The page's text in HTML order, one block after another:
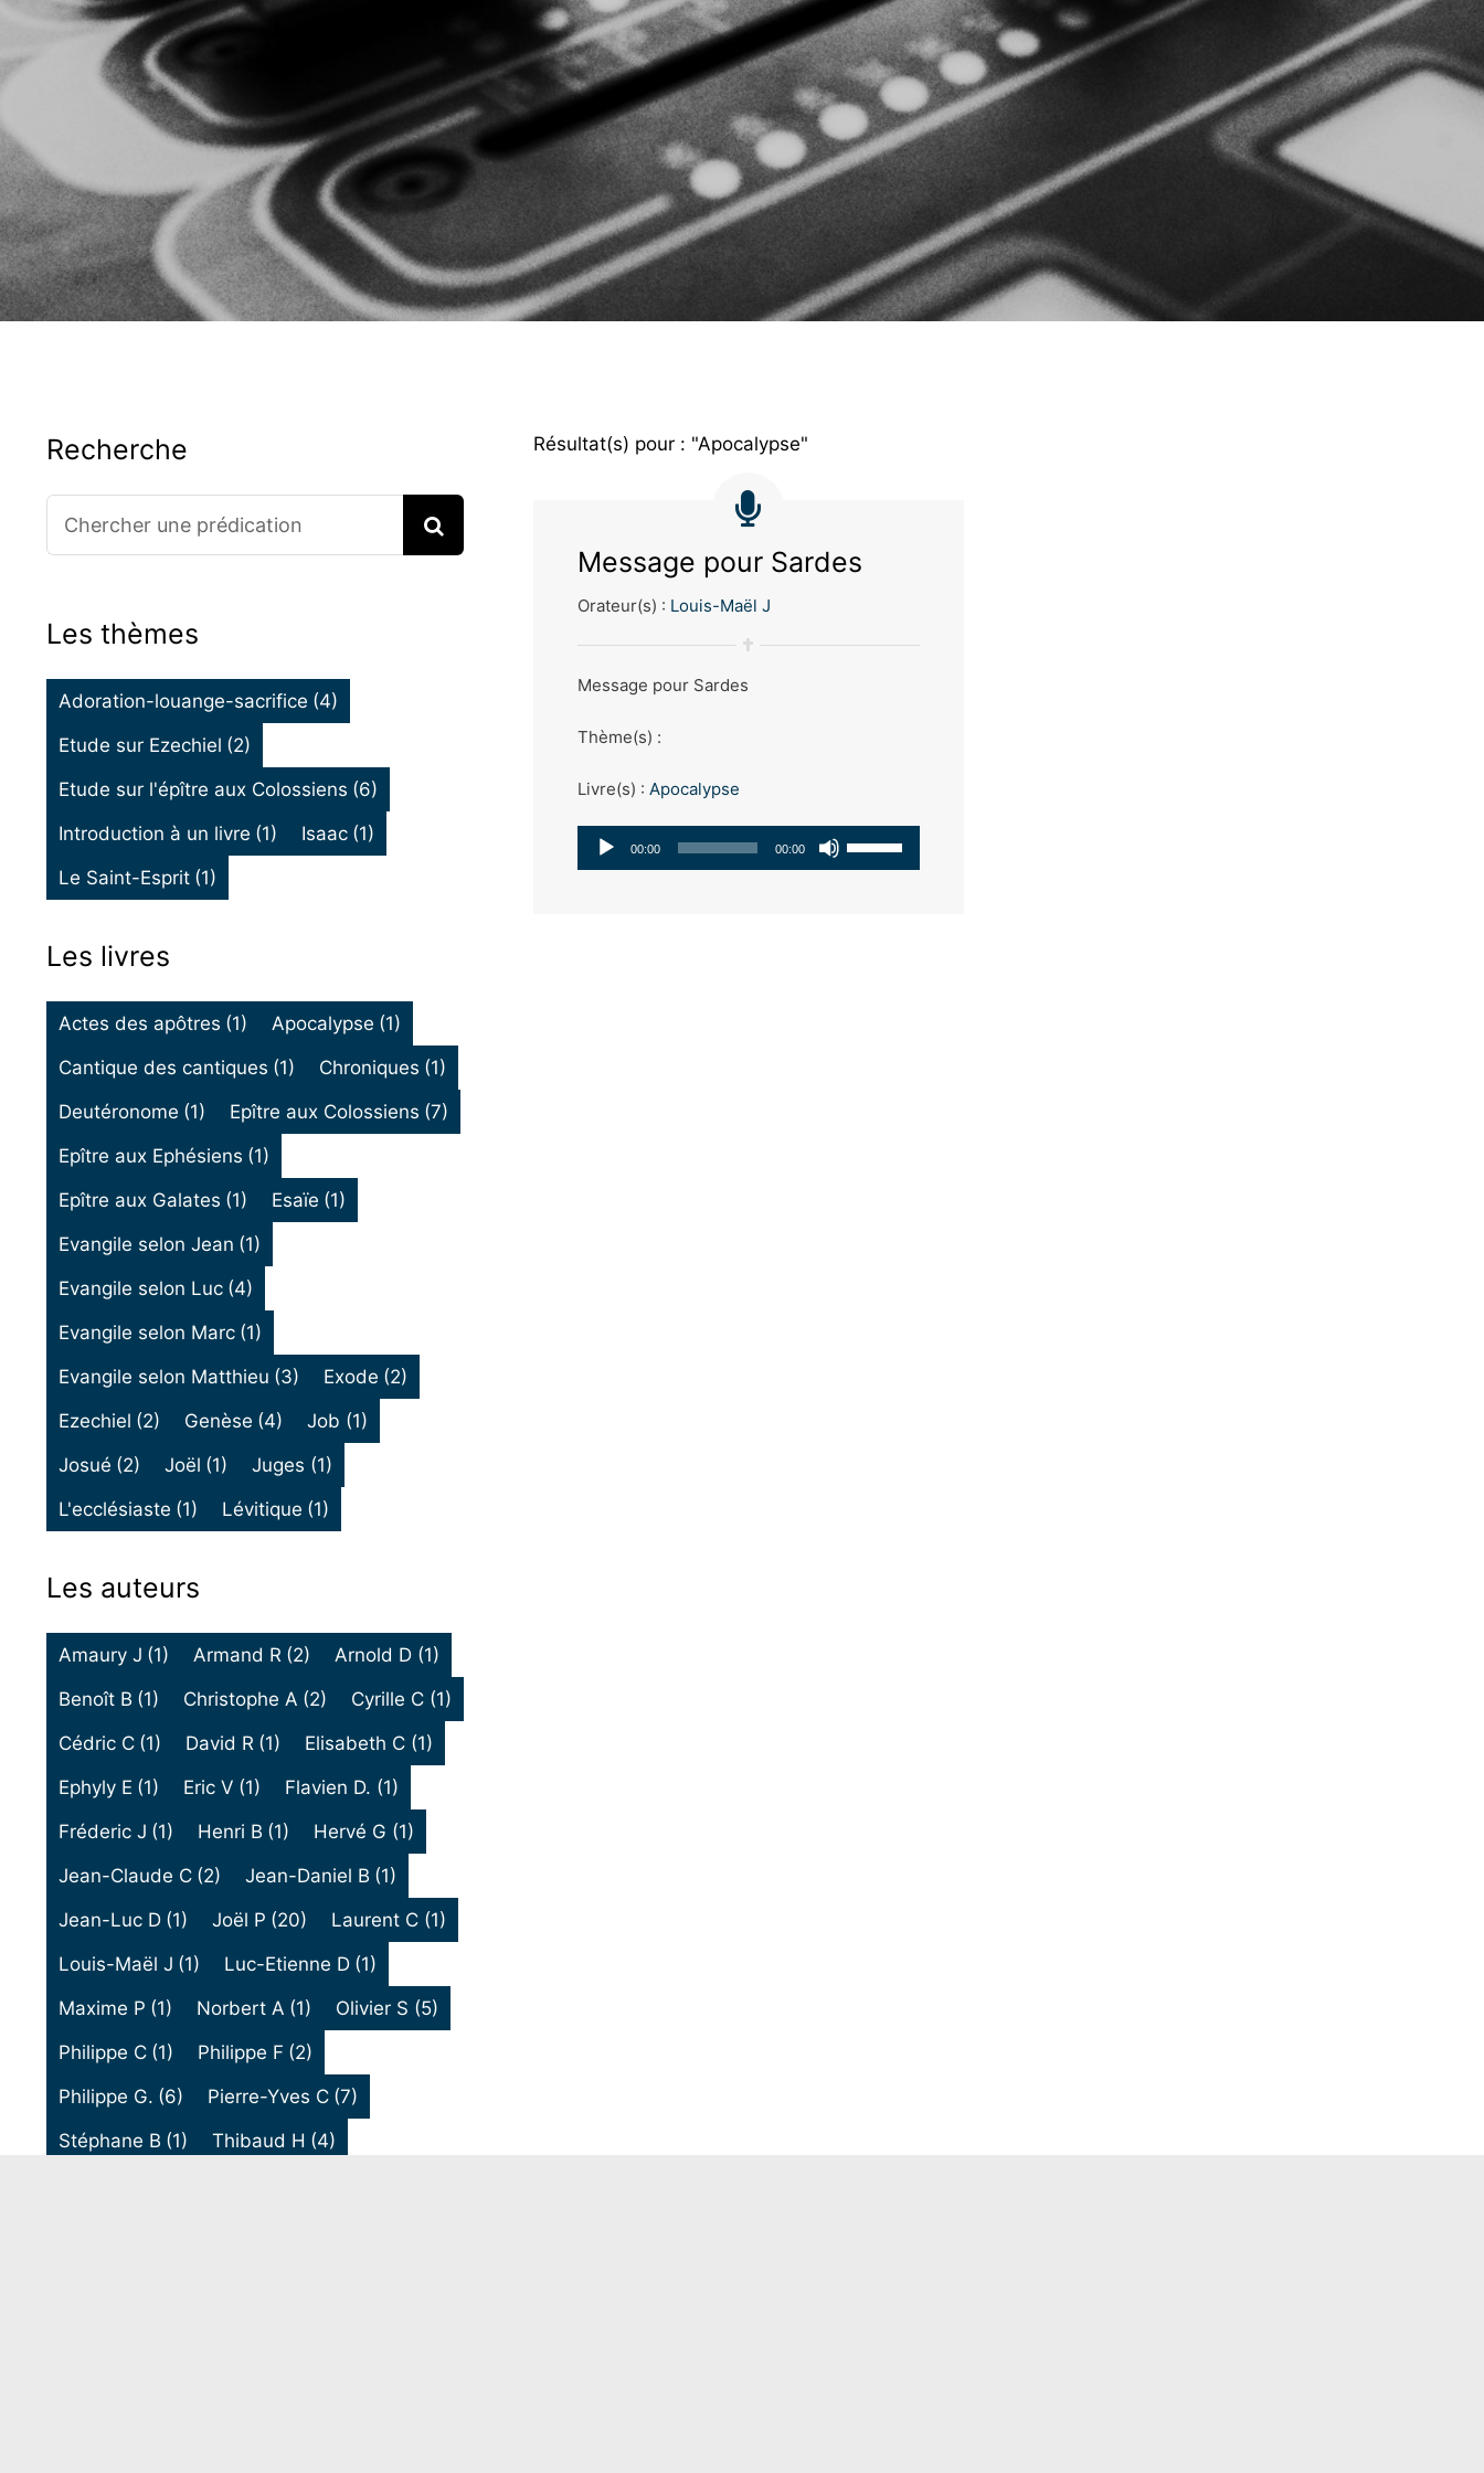
Recherche
Search
for:
Les thèmes
Adoration-louange-sacrifice (4)
Etude sur Ezechiel (2)
Etude sur l'épître aux Colossiens (6)
Introduction à un livre (1) Isaac (1)
Le Saint-Esprit (1)
Les livres
Actes des apôtres (1) Apocalypse (1)
Cantique des cantiques (1) Chroniques (1)
Deutéronome (1) Epître aux Colossiens (7)
Epître aux Ephésiens (1)
Epître aux Galates (1) Esaïe (1)
Evangile selon Jean (1)
Evangile selon Luc (4)
Evangile selon Marc (1)
Evangile selon Matthieu (3) Exode (2)
Ezechiel (2) Genèse (4) Job (1)
Josué (2) Joël (1) Juges (1)
L'ecclésiaste (1) Lévitique (1)
Les auteurs
Amaury J (1) Armand R (2) Arnold D (1)
Benoît B (1) Christophe A (2) Cyrille C (1)
Cédric C (1) David R (1) Elisabeth C (1)
Ephyly E (1) Eric V (1) Flavien D. (1)
Fréderic J (1) Henri B (1) Hervé G (1)
Jean-Claude C (2) Jean-Daniel B (1)
Jean-Luc D (1) Joël P (20) Laurent C (1)
Louis-Maël J (1) Luc-Etienne D (1)
Maxime P (1) Norbert A (1) Olivier S (5)
Philippe C (1) Philippe F (2)
Philippe G. (6) Pierre-Yves C (7)
Stéphane B (1) Thibaud H (4)
Résultat(s) pour : "Apocalypse"
Message pour Sardes
Orateur(s) : Louis-Maël J
Message pour Sardes
Thème(s) :
Livre(s) : Apocalypse
Lecteur
00:00 00:00
Utilisez